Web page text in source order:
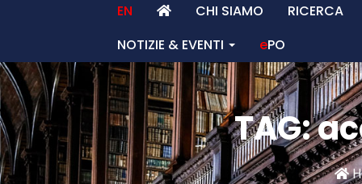
EN CHI SIAMO
RICERCA
NOTIZIE & EVENTI
ePO
TAG: